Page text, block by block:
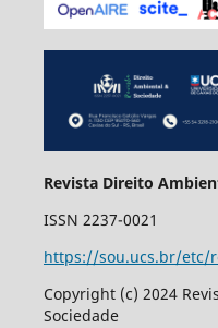
Revista Direito
ISSN 2237-0021
https://sou.ucs.br/etc/
Copyright (c) 2024
Sociedade